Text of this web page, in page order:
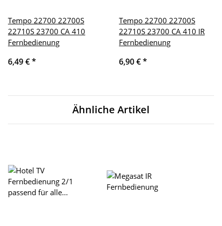
Tempo 22700 22700S
22710S 23700 CA 410
Fernbedienung
6,49 €*
Tempo 22700 22700S
22710S 23700 CA 410 IR
Fernbedienung
6,90 €*
Ähnliche Artikel